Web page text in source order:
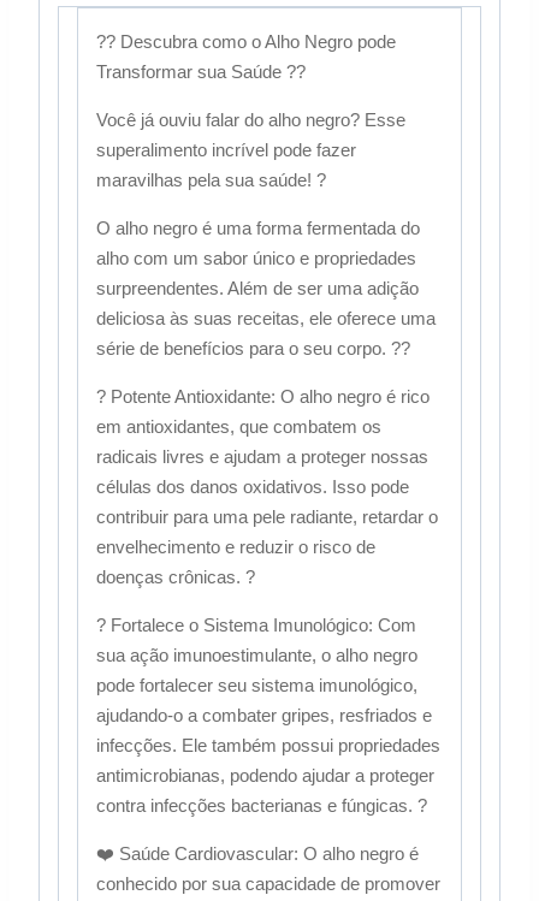
?? Descubra como o Alho Negro pode
Transformar sua Saúde ??
Você já ouviu falar do alho negro? Esse
superalimento incrível pode fazer
maravilhas pela sua saúde! ?
O alho negro é uma forma fermentada do
alho com um sabor único e propriedades
surpreendentes. Além de ser uma adição
deliciosa às suas receitas, ele oferece uma
série de benefícios para o seu corpo. ??
? Potente Antioxidante: O alho negro é rico
em antioxidantes, que combatem os
radicais livres e ajudam a proteger nossas
células dos danos oxidativos. Isso pode
contribuir para uma pele radiante, retardar o
envelhecimento e reduzir o risco de
doenças crônicas. ?
? Fortalece o Sistema Imunológico: Com
sua ação imunoestimulante, o alho negro
pode fortalecer seu sistema imunológico,
ajudando-o a combater gripes, resfriados e
infecções. Ele também possui propriedades
antimicrobianas, podendo ajudar a proteger
contra infecções bacterianas e fúngicas. ?️
❤️ Saúde Cardiovascular: O alho negro é
conhecido por sua capacidade de promover